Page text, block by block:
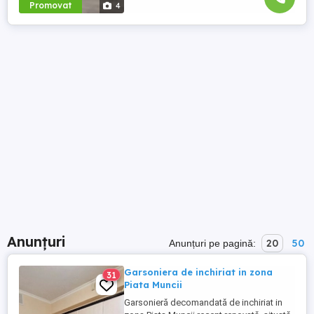
Promovat 4
Anunțuri Anunțuri pe pagină: 20 50
31
Garsoniera de inchiriat in zona
Piata Muncii
Garsonieră decomandată de inchiriat in